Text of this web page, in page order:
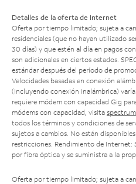
Detalles de la oferta de Internet
Oferta por tiempo limitado; sujeta a
residenciales (que no hayan utilizado
30 días) y que estén al día en pagos
son adicionales en ciertos estados.
estándar después del período de
Velocidades basadas en conexión
(incluyendo conexión inalámbrica)
requiere módem con capacidad Gig
módems con capacidad, visita
todos los términos y condiciones de
sujetos a cambios. No están
restricciones. Rendimiento de
por fibra óptica y se suministra a la
Oferta por tiempo limitado; sujeta a